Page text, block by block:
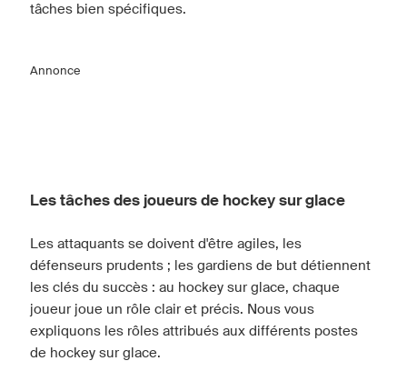
tâches bien spécifiques.
Annonce
Les tâches des joueurs de hockey sur glace
Les attaquants se doivent d'être agiles, les
défenseurs prudents ; les gardiens de but détiennent
les clés du succès : au hockey sur glace, chaque
joueur joue un rôle clair et précis. Nous vous
expliquons les rôles attribués aux différents postes
de hockey sur glace.